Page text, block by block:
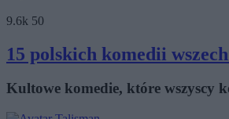
9.6k 50
15 polskich komedii
Kultowe komedie, które wszyscy